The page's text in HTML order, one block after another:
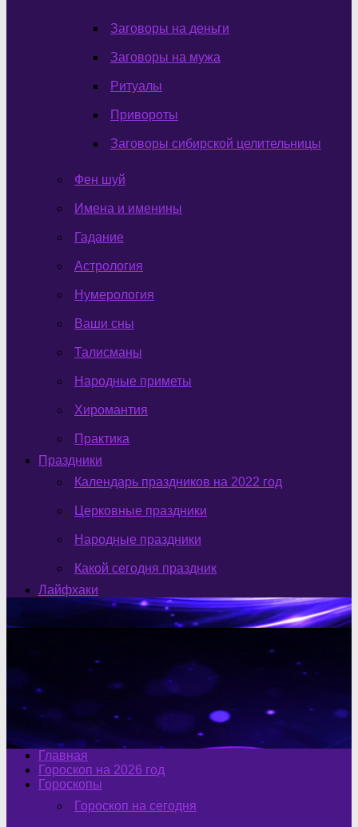
Заговоры на деньги
Заговоры на мужа
Ритуалы
Привороты
Заговоры сибирской целительницы
Фен шуй
Имена и именины
Гадание
Астрология
Нумерология
Ваши сны
Талисманы
Народные приметы
Хиромантия
Практика
Праздники
Календарь праздников на 2022 год
Церковные праздники
Народные праздники
Какой сегодня праздник
Лайфхаки
Главная
Гороскоп на 2026 год
Гороскопы
Гороскоп на сегодня